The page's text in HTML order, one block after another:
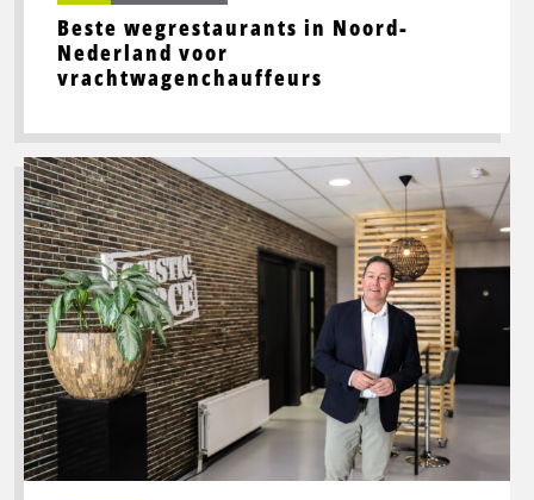
Beste wegrestaurants in Noord-
Nederland voor
vrachtwagenchauffeurs
Lees
meer
over
Toekomstbestendige
logistiek
vraagt
om
slimme
processen
én
sterke
mensen